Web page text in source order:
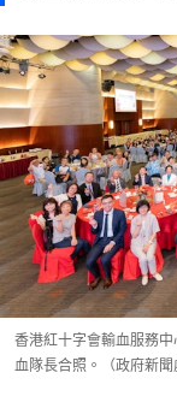
香港紅十字會輸血服務
血隊長合照。（政府新聞